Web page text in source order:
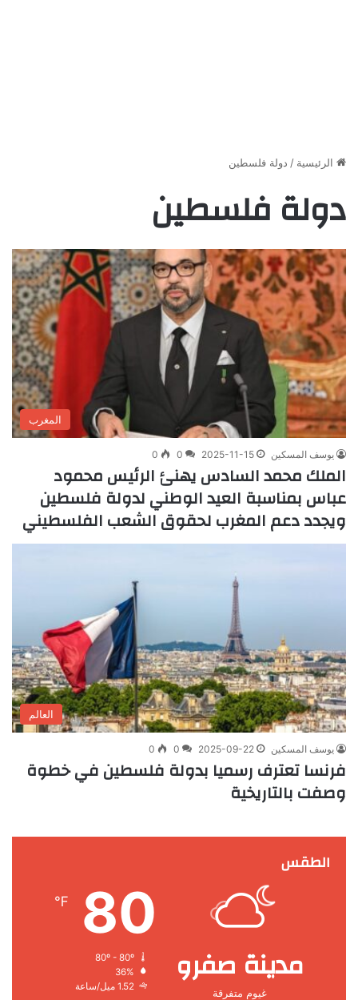
الرئيسية / دولة فلسطين
دولة فلسطين
المغرب
يوسف المسكين 2025-11-15
0
0
الملك محمد السادس يهنئ الرئيس محمود
عباس بمناسبة العيد الوطني لدولة فلسطين
ويجدد دعم المغرب لحقوق الشعب الفلسطيني
العالم
يوسف المسكين 2025-09-22
0
0
فرنسا تعترف رسميا بدولة فلسطين في خطوة
وصفت بالتاريخية
الطقس
مدينة صفرو
غيوم متفرقة
80
℉
36%
1.52 ميل/ساعة